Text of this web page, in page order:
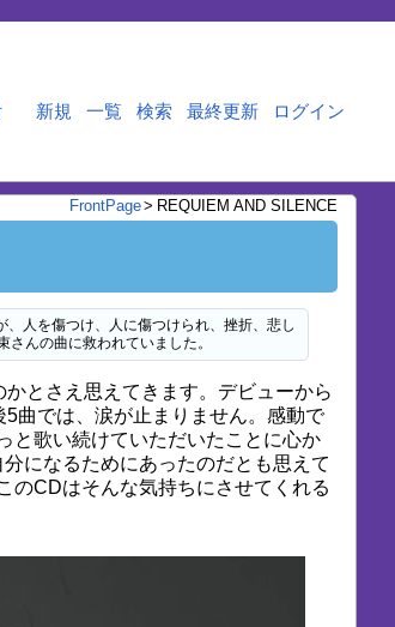
新規 一覧 検索 最終更新 ログイン
FrontPage> REQUIEM AND SILENCE
人を傷つけ、人に傷つけられ、挫折、悲し
んの曲に救われていました。
とさえ思えてきます。デビューから
曲では、涙が止まりません。感動で
歌い続けていただいたことに心か
になるためにあったのだとも思えて
CDはそんな気持ちにさせてくれる